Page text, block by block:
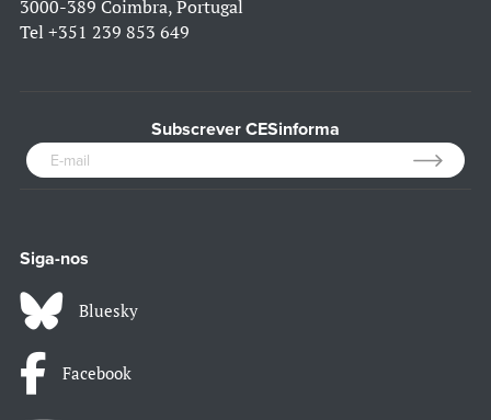
3000-389 Coimbra, Portugal
Tel +351 239 853 649
Subscrever CESinforma
Siga-nos
Bluesky
Facebook